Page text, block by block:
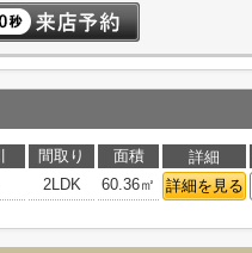
間取り 面積 詳細
2LDK 60.36㎡ 詳細を見る